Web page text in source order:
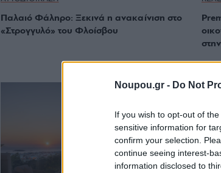
Noupou.gr - Do Not
If you wish to opt-out of
sensitive information for
confirm your selection.
continue seeing interest-
information disclosed to
Παλαιό Φάληρο: Ξεκινά η ανακαίνιση στο
«Στρογγυλό» του Φλοίσβου